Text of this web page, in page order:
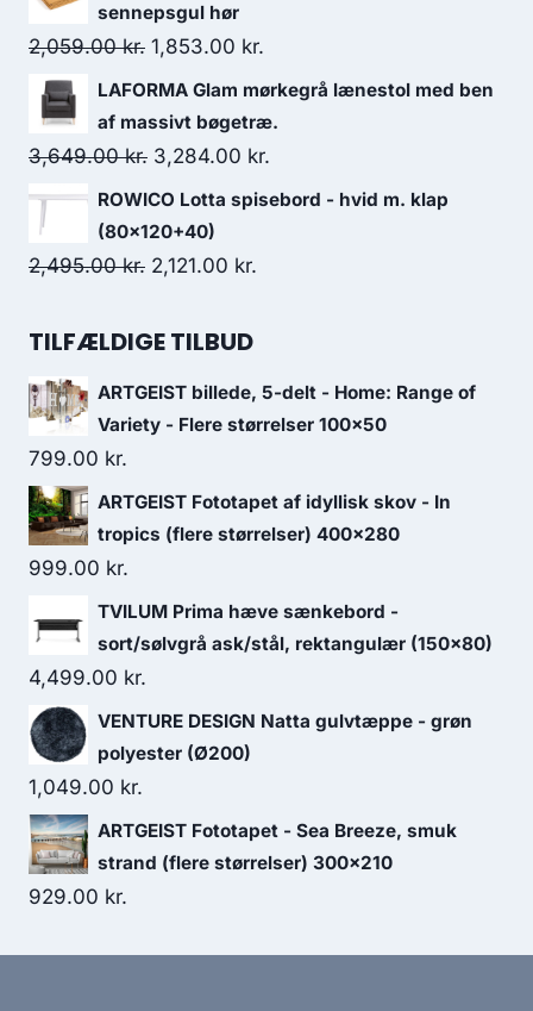
sennepsgul hør
2,059.00kr. 1,853.00 kr.
LAFORMA Glam mørkegrå lænestol med ben
af massivt bøgetræ.
3,649.00kr. 3,284.00 kr.
ROWICO Lotta spisebord - hvid m. klap
(80x120+40)
2,495.00kr. 2,121.00 kr.
TILFÆLDIGE TILBUD
ARTGEIST billede, 5-delt - Home: Range of
Variety - Flere størrelser 100x50
799.00 kr.
ARTGEIST Fototapet af idyllisk skov - In
tropics (flere størrelser) 400x280
999.00 kr.
TVILUM Prima hæve sænkebord -
sort/sølvgrå ask/stål, rektangulær (150x80)
4,499.00 kr.
VENTURE DESIGN Natta gulvtæppe - grøn
polyester (Ø200)
1,049.00 kr.
ARTGEIST Fototapet - Sea Breeze, smuk
strand (flere størrelser) 300x210
929.00 kr.